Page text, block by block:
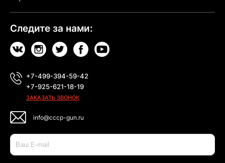
Следите за нами:
+7-499-394-59-42
+7-925-621-18-19
ЗАКАЗАТЬ ЗВОНОК
info@cccp-gun.ru